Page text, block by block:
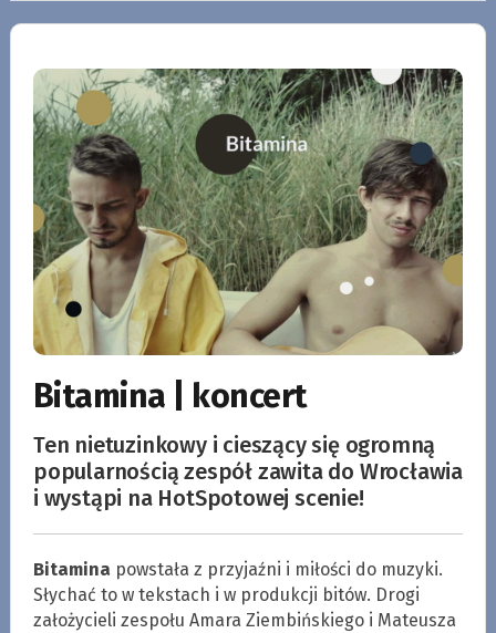
Bitamina | koncert
Ten nietuzinkowy i cieszący się ogromną
popularnością zespół zawita do Wrocławia
i wystąpi na HotSpotowej scenie!
Bitamina powstała z przyjaźni i miłości do muzyki.
Słychać to w tekstach i w produkcji bitów. Drogi
założycieli zespołu Amara Ziembińskiego i Mateusza